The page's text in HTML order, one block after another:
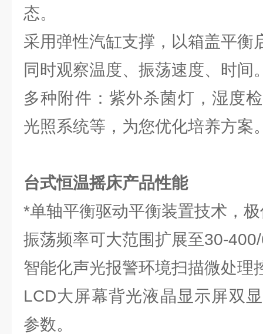
态。
采用弹性汽缸支撑，以箱盖平衡
同时观察温度、振荡速度、时间
多种附件：紫外杀菌灯，湿度
光照系统等，为您优化培养方案
台式恒温摇床产品性能
*单轴平衡驱动平衡装置技术，
振荡频率可大范围扩展至30-
智能化声光报警环境扫描微处理
LCD大屏幕背光液晶显示屏双
参数。